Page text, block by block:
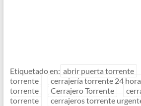
Etiquetado en: abrir puerta torrente
torrente
cerrajería torrente 24
torrente
Cerrajero Torrente
torrente
cerrajeros torrente